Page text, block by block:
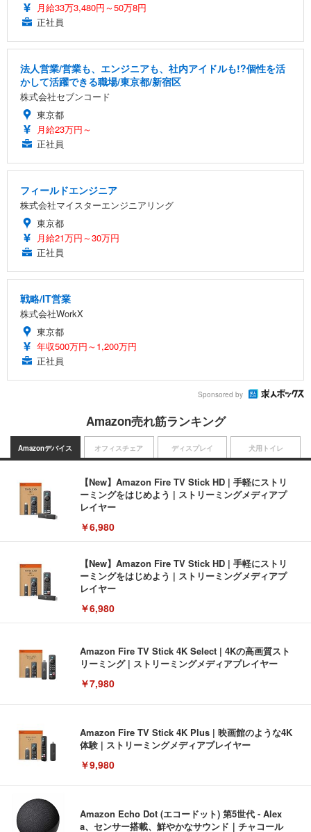
月給33万3,480円～50万8円
正社員
法人営業/営業も、エンジニアも、社内アイドルも!?個性を活
かして活躍できる職場/東京都/新宿区
株式会社セブンコード
東京都
月給23万円～
正社員
フィールドエンジニア
株式会社マイスターエンジニアリング
東京都
月給21万円～30万円
正社員
戦略/IT営業
株式会社WorkX
東京都
年収500万円～1,200万円
正社員
Sponsored by
Amazon売れ筋ランキング
Amazonデバイス
【New】Amazon Fire TV Stick HD | 手軽にストリ
ーミングをはじめよう | ストリーミングメディアプ
レイヤー
￥6,980
【New】Amazon Fire TV Stick HD | 手軽にストリ
ーミングをはじめよう | ストリーミングメディアプ
レイヤー
￥6,980
Amazon Fire TV Stick 4K Select | 4Kの高画質スト
リーミング | ストリーミングメディアプレイヤー
￥7,980
Amazon Fire TV Stick 4K Plus | 映画館のような4K
体験 | ストリーミングメディアプレイヤー
￥9,980
Amazon Echo Dot (エコードット) 第5世代 - Alex
a、センサー搭載、鮮やかなサウンド｜チャコール
オフィスチェア ディスプレイ 犬用トイレ